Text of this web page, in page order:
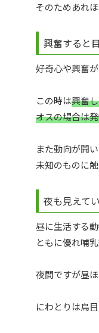
そのためあれ
興奮すると
好奇心や興奮
この時は興奮
オスの場合は
また動向が開
未知のものに
夜も見えて
昼に生活する
ともに優れ哺
夜間ですが昼
にわとりは鳥